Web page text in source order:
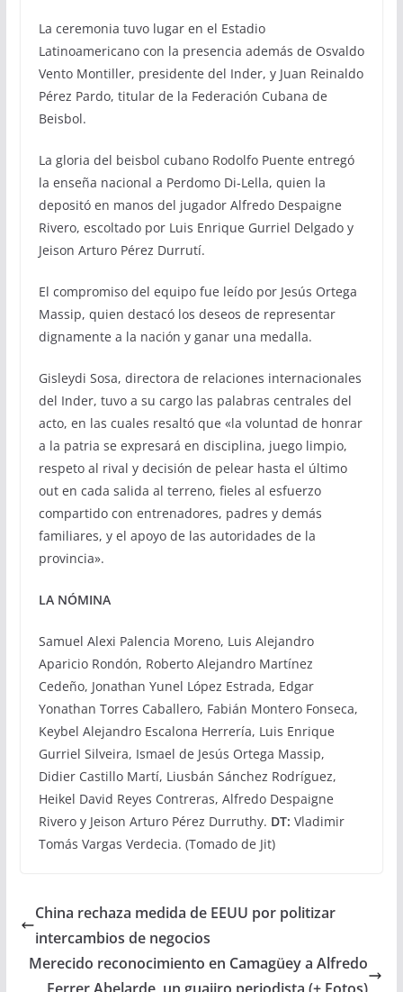
La ceremonia tuvo lugar en el Estadio
Latinoamericano con la presencia además de Osvaldo
Vento Montiller, presidente del Inder, y Juan Reinaldo
Pérez Pardo, titular de la Federación Cubana de
Beisbol.
La gloria del beisbol cubano Rodolfo Puente entregó
la enseña nacional a Perdomo Di-Lella, quien la
depositó en manos del jugador Alfredo Despaigne
Rivero, escoltado por Luis Enrique Gurriel Delgado y
Jeison Arturo Pérez Durrutí.
El compromiso del equipo fue leído por Jesús Ortega
Massip, quien destacó los deseos de representar
dignamente a la nación y ganar una medalla.
Gisleydi Sosa, directora de relaciones internacionales
del Inder, tuvo a su cargo las palabras centrales del
acto, en las cuales resaltó que «la voluntad de honrar
a la patria se expresará en disciplina, juego limpio,
respeto al rival y decisión de pelear hasta el último
out en cada salida al terreno, fieles al esfuerzo
compartido con entrenadores, padres y demás
familiares, y el apoyo de las autoridades de la
provincia».
LA NÓMINA
Samuel Alexi Palencia Moreno, Luis Alejandro
Aparicio Rondón, Roberto Alejandro Martínez
Cedeño, Jonathan Yunel López Estrada, Edgar
Yonathan Torres Caballero, Fabián Montero Fonseca,
Keybel Alejandro Escalona Herrería, Luis Enrique
Gurriel Silveira, Ismael de Jesús Ortega Massip,
Didier Castillo Martí, Liusbán Sánchez Rodríguez,
Heikel David Reyes Contreras, Alfredo Despaigne
Rivero y Jeison Arturo Pérez Durruthy. DT: Vladimir
Tomás Vargas Verdecia. (Tomado de Jit)
China rechaza medida de EEUU por politizar
intercambios de negocios
Merecido reconocimiento en Camagüey a Alfredo